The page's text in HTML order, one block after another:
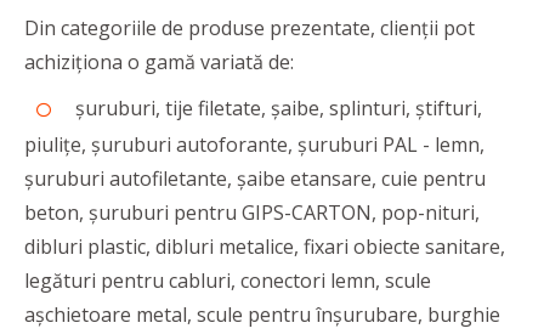
Din categoriile de produse prezentate, clienții pot
achiziționa o gamă variată de:
șuruburi, tije filetate, șaibe, splinturi, știfturi,
piulițe, șuruburi autoforante, șuruburi PAL - lemn,
șuruburi autofiletante, șaibe etansare, cuie pentru
beton, șuruburi pentru GIPS-CARTON, pop-nituri,
dibluri plastic, dibluri metalice, fixari obiecte sanitare,
legături pentru cabluri, conectori lemn, scule
așchietoare metal, scule pentru înșurubare, burghie